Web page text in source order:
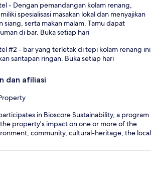
- Dengan pemandangan kolam renang,
spesialisasi masakan lokal dan menyajikan
siang, serta makan malam. Tamu dapat
di bar. Buka setiap hari
#2 - bar yang terletak di tepi kolam renang ini
santapan ringan. Buka setiap hari
dan afiliasi
in Bioscore Sustainability, a program
property's impact on one or more of the
community, cultural-heritage, the local